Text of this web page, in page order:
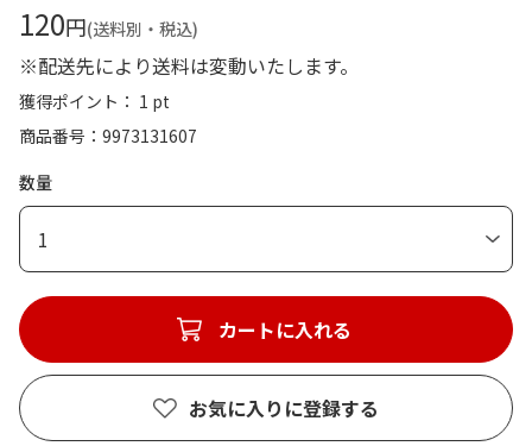
120円(送料別・税込)
※配送先により送料は変動いたします。
獲得ポイント： 1 pt
商品番号
9973131607
数量
1
カートに入れる
お気に入りに登録する